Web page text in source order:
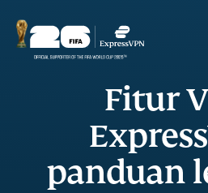
Fitur
panduan